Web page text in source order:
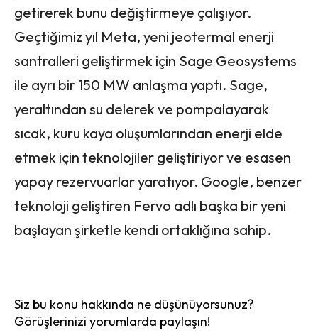
getirerek bunu değiştirmeye çalışıyor.
Geçtiğimiz yıl Meta, yeni jeotermal enerji
santralleri geliştirmek için Sage Geosystems
ile ayrı bir 150 MW anlaşma yaptı. Sage,
yeraltından su delerek ve pompalayarak
sıcak, kuru kaya oluşumlarından enerji elde
etmek için teknolojiler geliştiriyor ve esasen
yapay rezervuarlar yaratıyor. Google, benzer
teknoloji geliştiren Fervo adlı başka bir yeni
başlayan şirketle kendi ortaklığına sahip.
Siz bu konu hakkında ne düşünüyorsunuz?
Görüşlerinizi yorumlarda paylaşın!